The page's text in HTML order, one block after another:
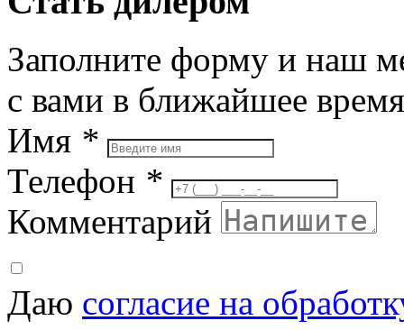
Заполните форму и наш
с вами в ближайшее время
Имя *
Телефон *
Комментарий
Даю согласие на